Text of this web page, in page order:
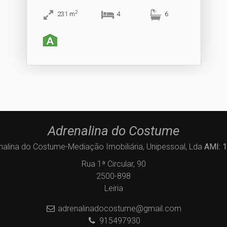
231 m2 4 6
Adrenalina do Costume
do Costume-Mediação Imobiliária, Unipessoal, Lda AMI:
Rua 1ª Circular, 90
2500-898
Leiria
adrenalinadocostume@gmail.com
915497930